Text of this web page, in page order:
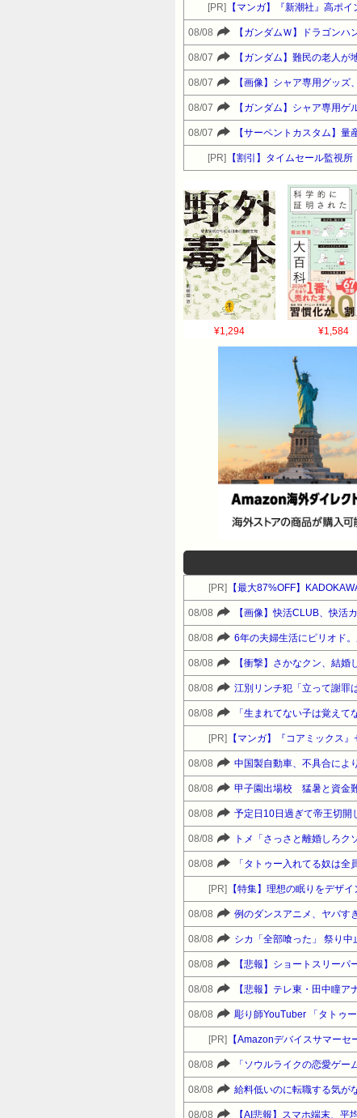
[PR] 【マンガ】『新潮社』高ポ
08/08 【ガンダムＷ】ドラゴン
08/07 【ガンダム】難民の老人
08/07 【画像】シャア専用グッ
08/07 【ガンダム】シャア専用
08/07 【サーペントカスタム】
[PR] 【割引】タイムセール監視所
¥1,294 ¥1,584
[PR] 【最大87%OFF】
08/08 【画像】快活CLUB、快活
08/08 6年の夫婦生活にピリオド
08/08 【衝撃】さかなクン、結
08/08 江別リンチ犯「立って謝罪
08/08
[PR] 【マンガ】『コアミックス
08/08 中国製自動車、不具合によ
08/08 甲子園出場校 猛暑と資金
08/08
08/08 トメ「さっさと離婚しろ
08/08
[PR] 【特集】理想の眠りをデザ
08/08 例のダンスアニメ、ヤバす
08/08 シカ「全部喰った」 祭り中
08/08 【悲報】ショートスリーパ
08/08 【悲報】テレ東・田中瞳
08/08 彫り師YouTuber 「タトゥ
[PR]
08/08
08/08 給料低いのに転職する気が
08/08 【AI悲報】スマホ端末、平